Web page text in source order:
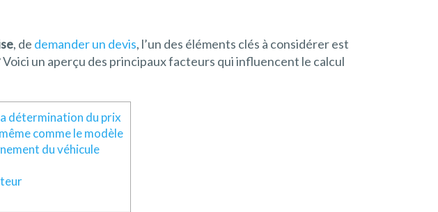
, de demander un devis, l’un des éléments clés à considérer est
un aperçu des principaux facteurs qui influencent le calcul
détermination du prix
comme le modèle
du véhicule